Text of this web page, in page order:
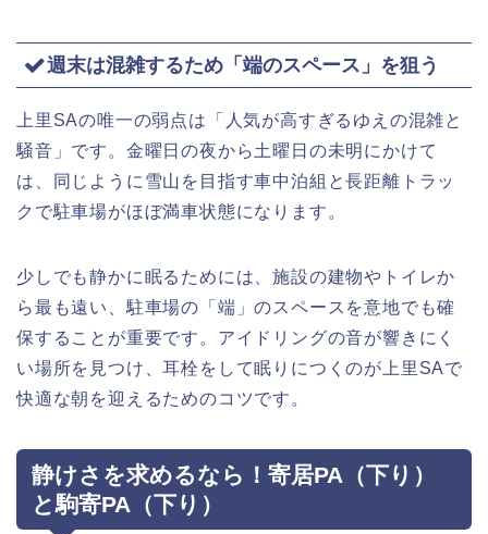
週末は混雑するため「端のスペース」を狙う
上里SAの唯一の弱点は「人気が高すぎるゆえの混雑と
騒音」です。金曜日の夜から土曜日の未明にかけて
は、同じように雪山を目指す車中泊組と長距離トラッ
クで駐車場がほぼ満車状態になります。
少しでも静かに眠るためには、施設の建物やトイレか
ら最も遠い、駐車場の「端」のスペースを意地でも確
保することが重要です。アイドリングの音が響きにく
い場所を見つけ、耳栓をして眠りにつくのが上里SAで
快適な朝を迎えるためのコツです。
静けさを求めるなら！寄居PA（下り）
と駒寄PA（下り）